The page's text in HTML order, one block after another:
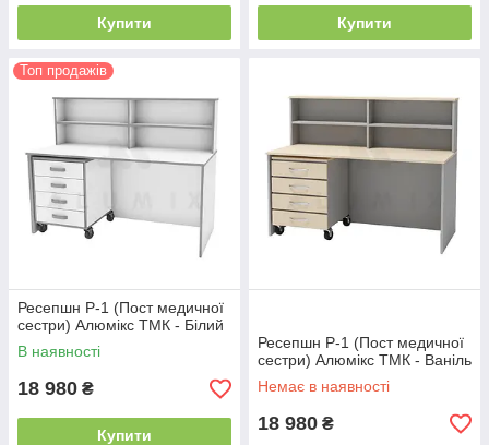
Купити Купити
Топ продажів
Ресепшн Р-1 (Пост медичної
сестри) Алюмікс ТМК - Білий
В наявності
18 980 ₴
Купити
Ресепшн Р-1 (Пост медичної
сестри) Алюмікс ТМК - Ваніль
Немає в наявності
18 980 ₴